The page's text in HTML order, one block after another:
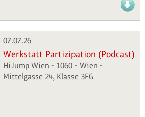
07.07.26
Werkstatt Partizipation (Podcast)
HiJump Wien - 1060 - Wien -
Mittelgasse 24, Klasse 3FG